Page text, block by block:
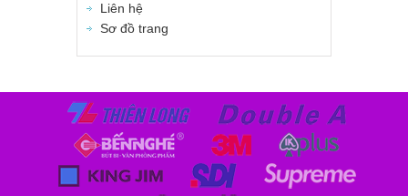
Liên hệ
Sơ đồ trang